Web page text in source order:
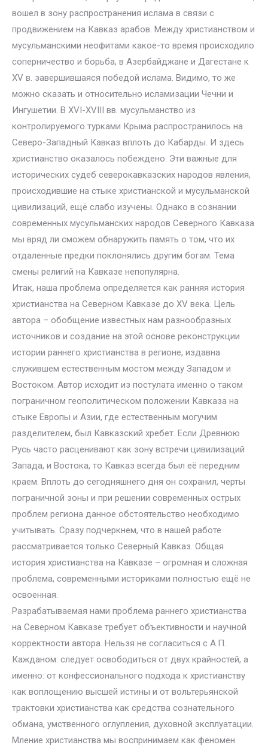
вошел в зону распространения ислама в связи с
продвижением на Кавказ арабов. Между христианством и
мусульманскими неофитами какое-то время происходило
соперничество и борьба, в Азербайджане и Дагестане к
XV в. завершившаяся победой ислама. Видимо, то же
можно сказать и относительно исламизации Чечни и
Ингушетии. В XVI-XVIII вв. мусульманство из
контролируемого турками Крыма распространилось на
Северо-Западный Кавказ вплоть до Кабарды. И здесь
христианство оказалось побеждено. Эти важные для
исторических судеб северокавказских народов явления,
происходившие на стыке христианской и мусульманской
цивилизаций, ещё слабо изучены. Однако в сознании
современных мусульманских народов Северного Кавказа
мы вряд ли сможем обнаружить память о том, что их
отдаленные предки поклонялись другим богам. Тема
смены религий на Кавказе непопулярна.
Итак, наша проблема определяется как ранняя история
христианства на Северном Кавказе до XV века. Цель
автора – обобщение известных нам разнообразных
источников и создание на этой основе реконструкции
истории раннего христианства в регионе, издавна
служившем естественным мостом между Западом и
Востоком. Автор исходит из постулата именно о таком
пограничном геополитическом положении Кавказа на
стыке Европы и Азии, где естественным могучим
разделителем, был Кавказский хребет. Если Древнюю
Русь часто расценивают как зону встречи цивилизаций
Запада, и Востока, то Кавказ всегда был её передним
краем. Вплоть до сегодняшнего дня он сохранил, черты
пограничной зоны и при решении современных острых
проблем региона данное обстоятельство необходимо
учитывать. Сразу подчеркнем, что в нашей работе
рассматривается только Северный Кавказ. Общая
история христианства на Кавказе – огромная и сложная
проблема, современными историками полностью ещё не
освоенная.
Разрабатываемая нами проблема раннего христианства
на Северном Кавказе требует объективности и научной
корректности автора. Нельзя не согласиться с А.П.
Кажданом: следует освободиться от двух крайностей, а
именно: от конфессионального подхода к христианству
как воплощению высшей истины и от вольтерьянской
трактовки христианства как средства сознательного
обмана, умственного оглупления, духовной эксплуатации.
Мление христианства мы воспринимаем как феномен